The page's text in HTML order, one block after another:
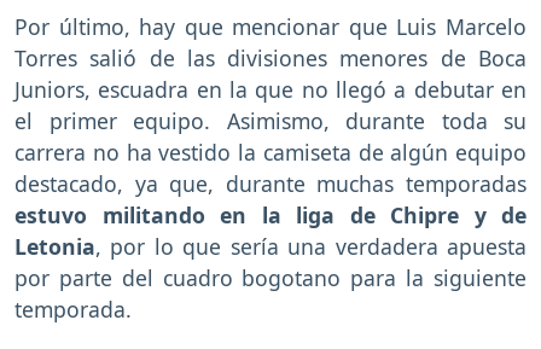
Por último, hay que mencionar que Luis Marcelo
Torres salió de las divisiones menores de Boca
Juniors, escuadra en la que no llegó a debutar en
el primer equipo. Asimismo, durante toda su
carrera no ha vestido la camiseta de algún equipo
destacado, ya que, durante muchas temporadas
estuvo militando en la liga de Chipre y de
Letonia, por lo que sería una verdadera apuesta
por parte del cuadro bogotano para la siguiente
temporada.